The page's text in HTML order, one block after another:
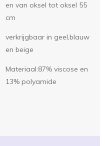
en van oksel tot oksel 55
cm
verkrijgbaar in geel,blauw
en beige
Materiaal:87% viscose en
13% polyamide